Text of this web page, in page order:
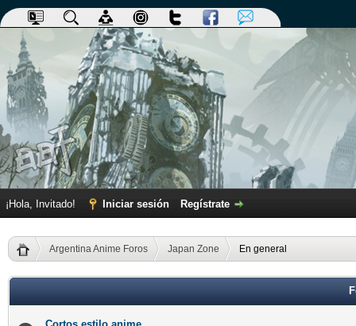
¡Hola, Invitado! Iniciar sesión Regístrate
Argentina Anime Foros Japan Zone En general